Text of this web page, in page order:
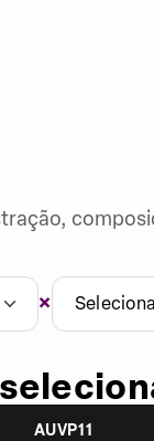
×
AUVP11